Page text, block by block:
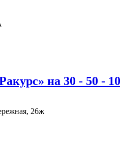
на 30 - 50 -
26ж